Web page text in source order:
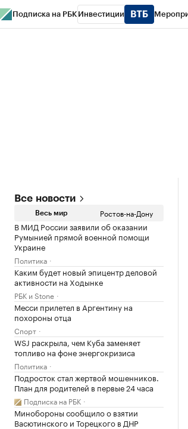
Подписка на РБК Инвестиции
Все новости
Весь мир Ростов-на-Дону
В МИД России заявили об оказании
Румынией прямой военной помощи
Украине
Политика
Каким будет новый эпицентр деловой
активности на Ходынке
РБК и Stone
Месси прилетел в Аргентину на
похороны отца
Спорт
WSJ раскрыла, чем Куба заменяет
топливо на фоне энергокризиса
Политика
Подросток стал жертвой мошенников.
План для родителей в первые 24 часа
Подписка на РБК
Минобороны сообщило о взятии
Васютинского и Торецкого в ДНР